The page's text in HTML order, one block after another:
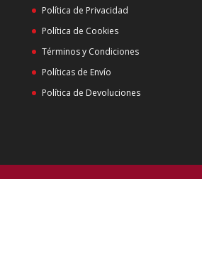
Política de Privacidad
Política de Cookies
Términos y Condiciones
Políticas de Envío
Política de Devoluciones